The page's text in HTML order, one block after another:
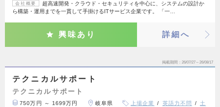
会社概要
超高速開発・クラウド・セキュリティを中心に、システムの設計か
ら構築・運用までを一貫して手掛けるITサービス企業です。 「一…
興味あり 詳細へ
掲載期間 26/07/27～26/08/17
テクニカルサポート
テクニカルサポート
750万円 ～ 1699万円 岐阜県 上場企業 英語力不問
土